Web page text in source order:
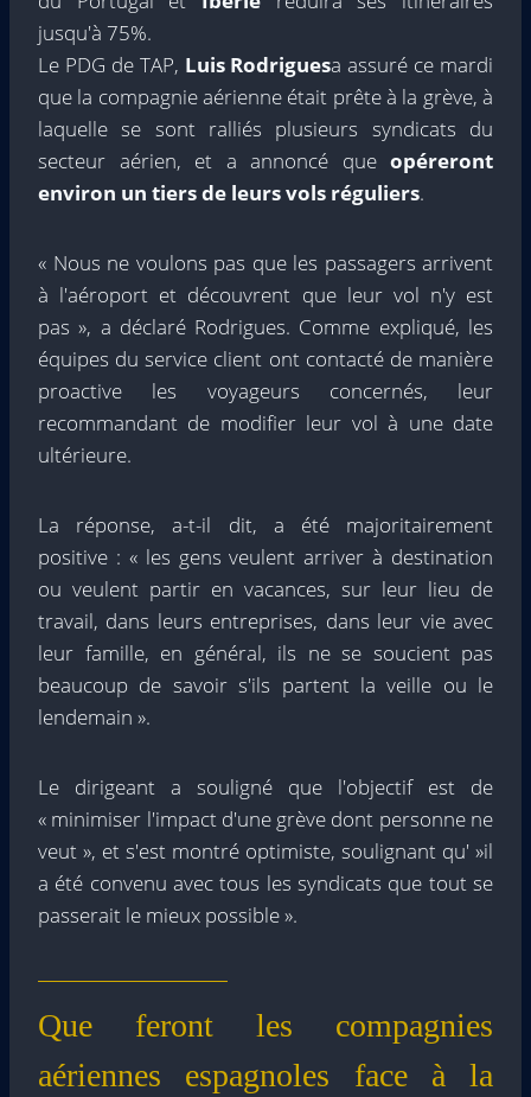
jusqu'à 75%.
Le PDG de TAP, Luis Rodriguesa assuré ce mardi
que la compagnie aérienne était prête à la grève, à
laquelle se sont ralliés plusieurs syndicats du
secteur aérien, et a annoncé que opéreront
environ un tiers de leurs vols réguliers.
« Nous ne voulons pas que les passagers arrivent
à l'aéroport et découvrent que leur vol n'y est
pas », a déclaré Rodrigues. Comme expliqué, les
équipes du service client ont contacté de manière
proactive les voyageurs concernés, leur
recommandant de modifier leur vol à une date
ultérieure.
La réponse, a-t-il dit, a été majoritairement
positive : « les gens veulent arriver à destination
ou veulent partir en vacances, sur leur lieu de
travail, dans leurs entreprises, dans leur vie avec
leur famille, en général, ils ne se soucient pas
beaucoup de savoir s'ils partent la veille ou le
lendemain ».
Le dirigeant a souligné que l'objectif est de
« minimiser l'impact d'une grève dont personne ne
veut », et s'est montré optimiste, soulignant qu' »il
a été convenu avec tous les syndicats que tout se
passerait le mieux possible ».
Que feront les compagnies
aériennes espagnoles face à la